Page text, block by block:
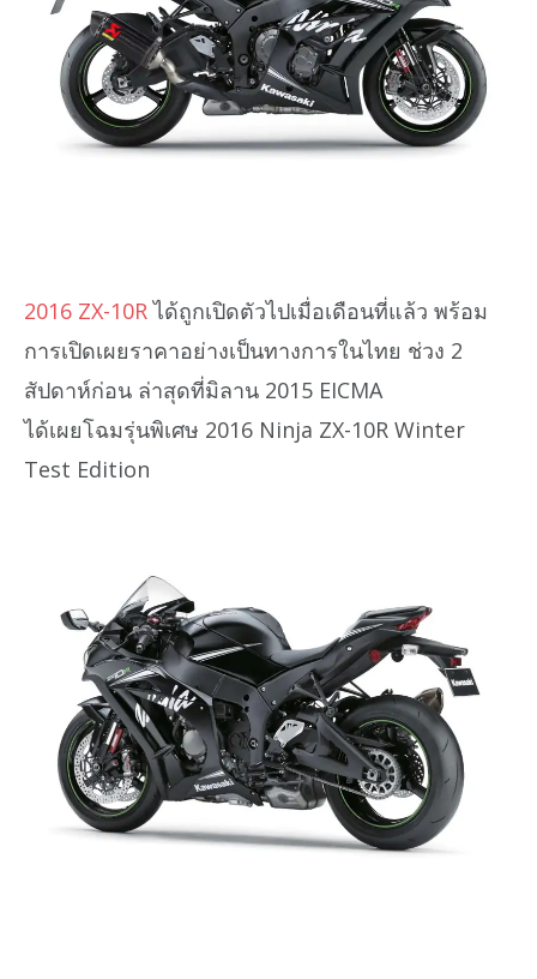
2016 ZX-10R ได้ถูกเปิดตัวไปเมื่อเดือนที่แล้ว พร้อม
การเปิดเผยราคาอย่างเป็นทางการในไทย ช่วง 2
สัปดาห์ก่อน ล่าสุดที่มิลาน 2015 EICMA
ได้เผยโฉมรุ่นพิเศษ 2016 Ninja ZX-10R Winter
Test Edition